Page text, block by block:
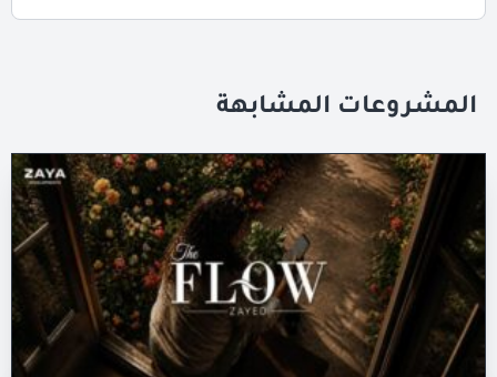
المشروعات المشابهة